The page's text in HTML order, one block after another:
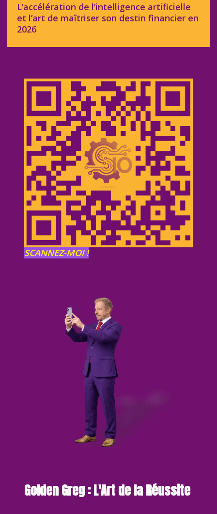
L’accélération de l’intelligence artificielle
et l’art de maîtriser son destin financier en
2026
SCANNEZ-MOI !
Golden Greg : L'Art de la Réussite